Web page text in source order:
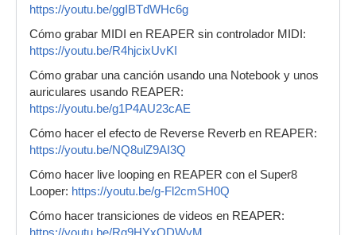
https://youtu.be/ggIBTdWHc6g
Cómo grabar MIDI en REAPER sin controlador MIDI:
https://youtu.be/R4hjcixUvKI
Cómo grabar una canción usando una Notebook y unos
auriculares usando REAPER:
https://youtu.be/g1P4AU23cAE
Cómo hacer el efecto de Reverse Reverb en REAPER:
https://youtu.be/NQ8ulZ9AI3Q
Cómo hacer live looping en REAPER con el Super8
Looper: https://youtu.be/g-Fl2cmSH0Q
Cómo hacer transiciones de videos en REAPER: